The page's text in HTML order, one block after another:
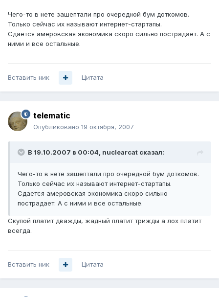
Чего-то в нете зашептали про очередной бум доткомов.
Только сейчас их называют интернет-стартапы.
Сдается амеровская экономика скоро сильно пострадает. А с
ними и все остальные.
Вставить ник Цитата
telematic
Опубликовано 19 октября, 2007
В 19.10.2007 в 00:04, nuclearcat сказал:
Чего-то в нете зашептали про очередной бум доткомов.
Только сейчас их называют интернет-стартапы.
Сдается амеровская экономика скоро сильно
пострадает. А с ними и все остальные.
Скупой платит дважды, жадный платит трижды а лох платит
всегда.
Вставить ник Цитата